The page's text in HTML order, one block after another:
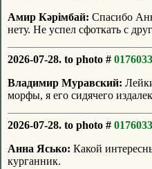
Амир Кәрімбай: Спасибо
нету. Не успел сфоткать с
2026-07-28. to photo #
Владимир Муравский:
морфы, я его сидячего
2026-07-28. to photo #
Анна Ясько: Какой
курганник.